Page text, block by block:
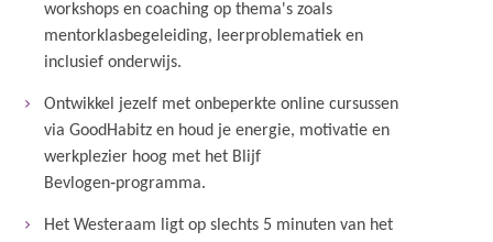
workshops en coaching op thema's zoals
mentorklasbegeleiding, leerproblematiek en
inclusief onderwijs.
Ontwikkel jezelf met onbeperkte online cursussen
via GoodHabitz en houd je energie, motivatie en
werkplezier hoog met het Blijf
Bevlogen‑programma.
Het Westeraam ligt op slechts 5 minuten van het